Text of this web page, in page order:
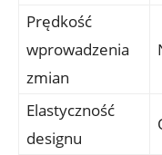
Prędkość
wprowadzenia
zmian
Elastyczność
designu